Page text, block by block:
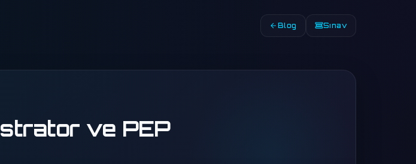
Blog Sınav
ve PEP